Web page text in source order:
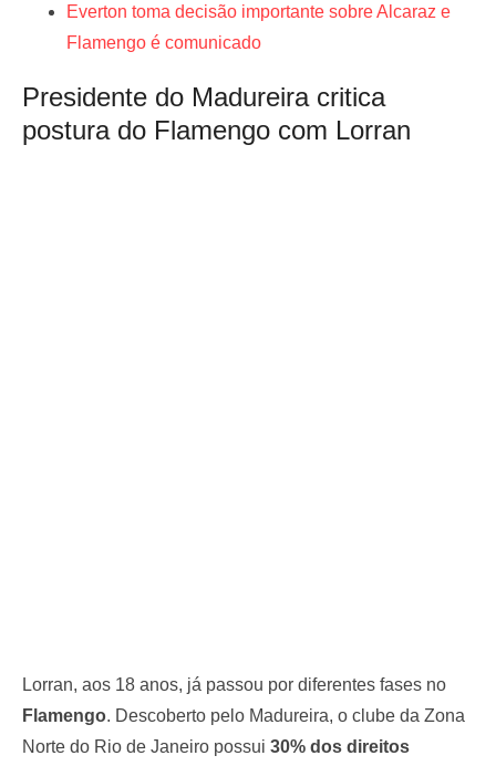
Everton toma decisão importante sobre Alcaraz e
Flamengo é comunicado
Presidente do Madureira critica
postura do Flamengo com Lorran
Lorran, aos 18 anos, já passou por diferentes fases no
Flamengo. Descoberto pelo Madureira, o clube da Zona
Norte do Rio de Janeiro possui 30% dos direitos